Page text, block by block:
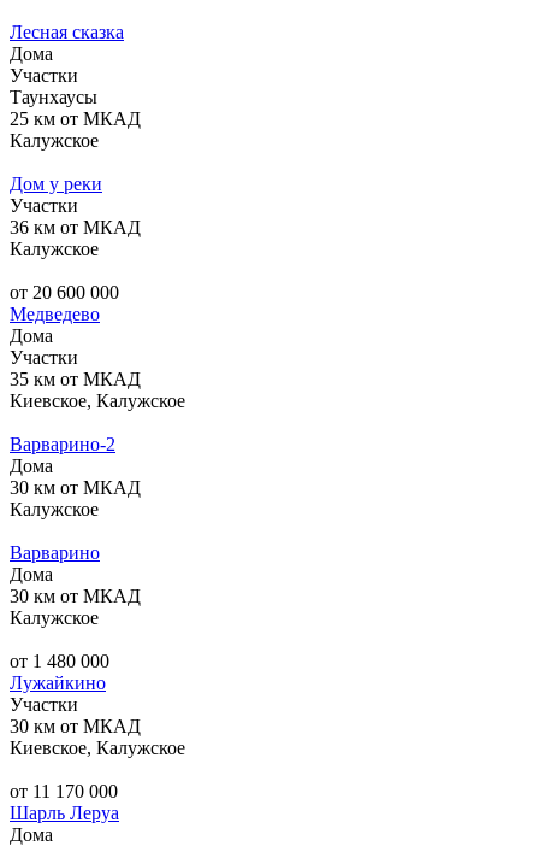
Лесная сказка
Дома
Участки
Таунхаусы
25 км от МКАД
Калужское
Дом у реки
Участки
36 км от МКАД
Калужское
от 20 600 000
Медведево
Дома
Участки
35 км от МКАД
Киевское, Калужское
Варварино-2
Дома
30 км от МКАД
Калужское
Варварино
Дома
30 км от МКАД
Калужское
от 1 480 000
Лужайкино
Участки
30 км от МКАД
Киевское, Калужское
от 11 170 000
Шарль Леруа
Дома